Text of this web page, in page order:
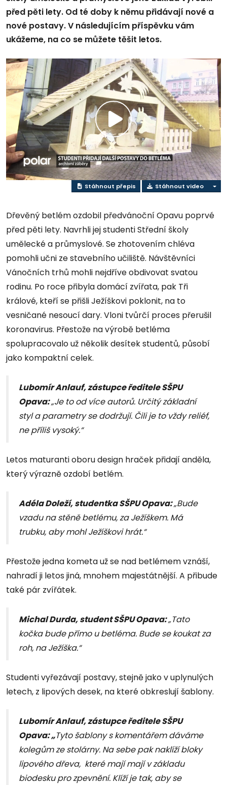
před pěti lety. Od té doby k němu přidávají nové a
nové postavy. V následujícím příspěvku vám
ukážeme, na co se můžete těšit letos.
Přehrát
video
Stáhnout přepis Stáhnout video
Dřevěný betlém ozdobil předvánoční Opavu poprvé
před pěti lety. Navrhli jej studenti Střední školy
umělecké a průmyslové. Se zhotovením chléva
pomohli učni ze stavebního učiliště. Návštěvníci
Vánočních trhů mohli nejdříve obdivovat svatou
rodinu. Po roce přibyla domácí zvířata, pak Tři
králové, kteří se přišli Ježíškovi poklonit, na to
vesničané nesoucí dary. Vloni tvůrčí proces přerušil
koronavirus. Přestože na výrobě betléma
spolupracovalo už několik desítek studentů, působí
jako kompaktní celek.
Lubomír Anlauf, zástupce ředitele SŠPU
Opava:„Je to od více autorů. Určitý základní
styl a parametry se dodržují. Čili je to vždy reliéf,
ne příliš vysoký.“
Letos maturanti oboru design hraček přidají anděla,
který výrazně ozdobí betlém.
Adéla Doleží, studentka SŠPU Opava:„Bude
vzadu na stěně betlému, za Ježíškem. Má
trubku, aby mohl Ježíškovi hrát.“
Přestože jedna kometa už se nad betlémem vznáší,
nahradí ji letos jiná, mnohem majestátnější. A přibude
také pár zvířátek.
Michal Durda, student SŠPU Opava:„Tato
kočka bude přímo u betléma. Bude se koukat za
roh, na Ježíška.“
Studenti vyřezávají postavy, stejně jako v uplynulých
letech, z lipových desek, na které obkreslují šablony.
Lubomír Anlauf, zástupce ředitele SŠPU
Opava: „Tyto šablony s komentářem dáváme
kolegům ze stolárny. Na sebe pak naklíží bloky
lipového dřeva, které mají mají v základu
biodesku pro zpevnění. Klíží je tak, aby se